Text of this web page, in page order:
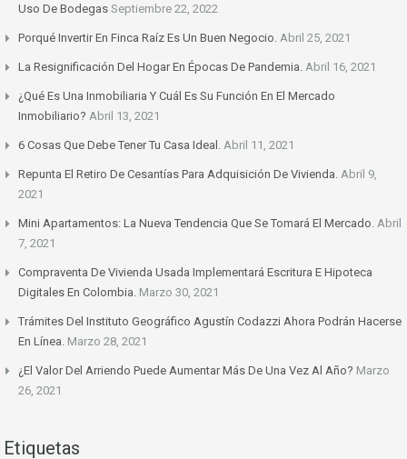
Uso De Bodegas Septiembre 22, 2022
Porqué Invertir En Finca Raíz Es Un Buen Negocio. Abril 25, 2021
La Resignificación Del Hogar En Épocas De Pandemia. Abril 16, 2021
¿Qué Es Una Inmobiliaria Y Cuál Es Su Función En El Mercado
Inmobiliario? Abril 13, 2021
6 Cosas Que Debe Tener Tu Casa Ideal. Abril 11, 2021
Repunta El Retiro De Cesantías Para Adquisición De Vivienda. Abril 9,
2021
Mini Apartamentos: La Nueva Tendencia Que Se Tomará El Mercado. Abril
7, 2021
Compraventa De Vivienda Usada Implementará Escritura E Hipoteca
Digitales En Colombia. Marzo 30, 2021
Trámites Del Instituto Geográfico Agustín Codazzi Ahora Podrán Hacerse
En Línea. Marzo 28, 2021
¿El Valor Del Arriendo Puede Aumentar Más De Una Vez Al Año? Marzo
26, 2021
Etiquetas